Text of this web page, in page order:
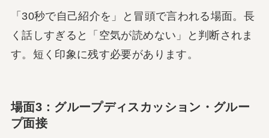
「30秒で自己紹介を」と冒頭で言われる場面。長
く話しすぎると「空気が読めない」と判断されま
す。短く印象に残す必要があります。
場面3：グループディスカッション・グルー
プ面接